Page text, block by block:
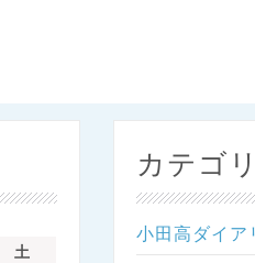
土
カテゴ
小田高ダイア